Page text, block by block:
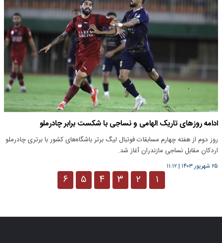
ادامه روزهای تاریک الهامی و نساجی با شکست برابر چادرملو
روز دوم از هفته چهارم مسابقات فوتبال لیگ برتر باشگاه‌های کشور با برتری چادرملو
اردکان مقابل نساجی مازندران آغاز شد.
۲۵ شهریور ۱۴۰۳ |۱۱:۱۲
۱ ۲ ۳ ۴ ۵ ۶